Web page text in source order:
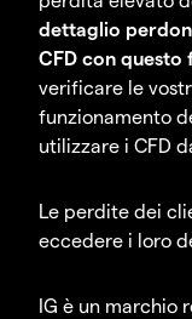
dettaglio
CFD con
verificare le
funzionamento
utilizzare i CFD
Le perdite dei
eccedere i loro
IG è un marchio